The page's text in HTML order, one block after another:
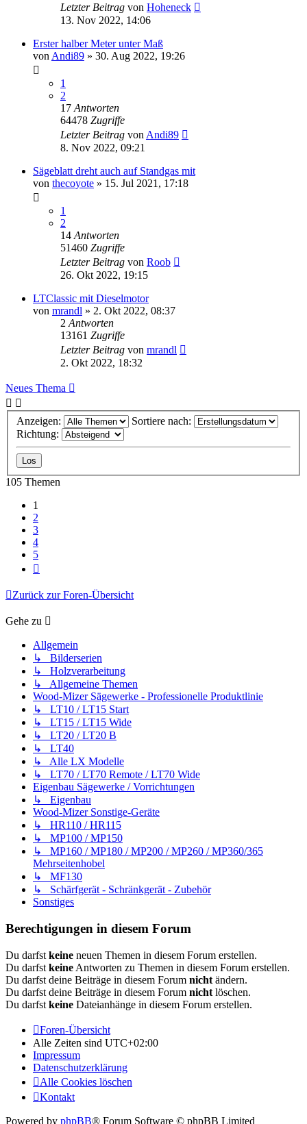
Letzter Beitrag von Hoheneck
13. Nov 2022, 14:06
Erster halber Meter unter Maß
von Andi89 » 30. Aug 2022, 19:26
1
2
17 Antworten
64478 Zugriffe
Letzter Beitrag von Andi89
8. Nov 2022, 09:21
Sägeblatt dreht auch auf Standgas mit
von thecoyote » 15. Jul 2021, 17:18
1
2
14 Antworten
51460 Zugriffe
Letzter Beitrag von Roob
26. Okt 2022, 19:15
LTClassic mit Dieselmotor
von mrandl » 2. Okt 2022, 08:37
2 Antworten
13161 Zugriffe
Letzter Beitrag von mrandl
2. Okt 2022, 18:32
Neues Thema
Anzeigen:
Sortiere nach:
Richtung:
105 Themen
1
2
3
4
5
Zurück zur Foren-Übersicht
Gehe zu
Allgemein
↳ Bilderserien
↳ Holzverarbeitung
↳ Allgemeine Themen
Wood-Mizer Sägewerke - Professionelle Produktlinie
↳ LT10 / LT15 Start
↳ LT15 / LT15 Wide
↳ LT20 / LT20 B
↳ LT40
↳ Alle LX Modelle
↳ LT70 / LT70 Remote / LT70 Wide
Eigenbau Sägewerke / Vorrichtungen
↳ Eigenbau
Wood-Mizer Sonstige-Geräte
↳ HR110 / HR115
↳ MP100 / MP150
↳ MP160 / MP180 / MP200 / MP260 / MP360/365
Mehrseitenhobel
↳ MF130
↳ Schärfgerät - Schränkgerät - Zubehör
Sonstiges
Berechtigungen in diesem Forum
Du darfst keine neuen Themen in diesem Forum erstellen.
Du darfst keine Antworten zu Themen in diesem Forum erstellen.
Du darfst deine Beiträge in diesem Forum nicht ändern.
Du darfst deine Beiträge in diesem Forum nicht löschen.
Du darfst keine Dateianhänge in diesem Forum erstellen.
Foren-Übersicht
Alle Zeiten sind UTC+02:00
Impressum
Datenschutzerklärung
Alle Cookies löschen
Kontakt
Powered by phpBB® Forum Software © phpBB Limited